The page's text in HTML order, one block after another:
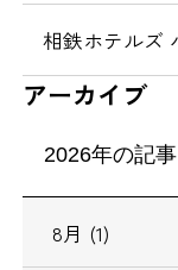
相鉄ホテルズ
アーカイブ
2026年の記事
8月 (1)